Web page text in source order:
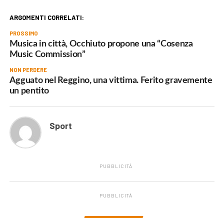
ARGOMENTI CORRELATI:
PROSSIMO
Musica in città, Occhiuto propone una “Cosenza
Music Commission”
NON PERDERE
Agguato nel Reggino, una vittima. Ferito gravemente
un pentito
Sport
PUBBLICITÀ
PUBBLICITÀ